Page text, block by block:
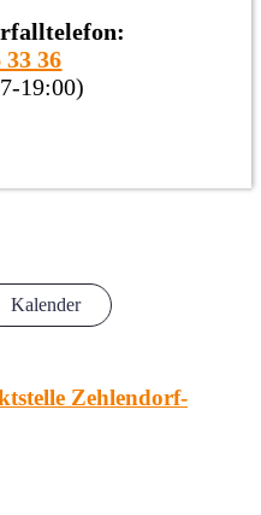
33 36
19:00)
Kalender
Zehlendorf-